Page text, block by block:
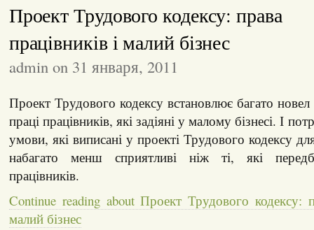
Проект Трудового кодексу: права
працівників і малий бізнес
admin on 31 января, 2011
Проект Трудового кодексу встановлює багато
праці працівників, які задіяні у малому бізнесі. І
умови, які виписані у проекті Трудового кодексу
набагато менш сприятливі ніж ті, які
працівників.
Continue reading about Проект Трудового кодексу:
малий бізнес